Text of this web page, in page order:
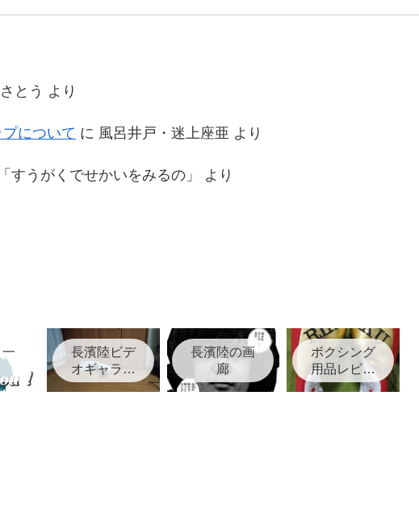
さとう より
について に 風呂井戸・迷上座亜 より
すうがくでせかいをみるの」 より
長濱陸ビデ
オギャラリ
ー
長濱陸の画
廊
ボクシング
用品レビュ
ー